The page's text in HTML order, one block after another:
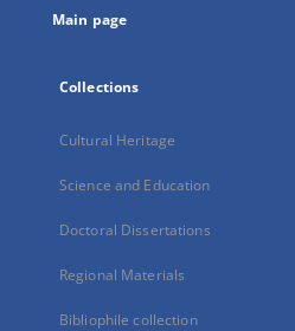
Main page
Collections
Cultural Heritage
Science and Education
Doctoral Dissertations
Regional Materials
Bibliophile collection